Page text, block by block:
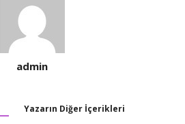
admin
Yazarın Diğer İçerikleri